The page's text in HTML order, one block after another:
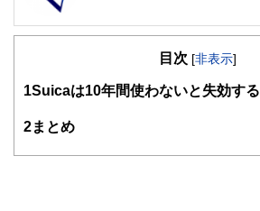
目次 [非表示]
1 Suicaは10年間使わないと失効する
2 まとめ